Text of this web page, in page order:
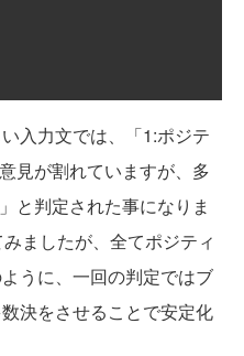
入力文では、「1:ポジテ
見が割れていますが、多
と判定された事になりま
ましたが、全てポジティ
うに、一回の判定ではブ
決をさせることで安定化